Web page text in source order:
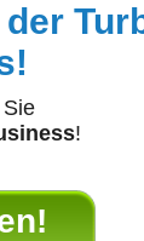
!